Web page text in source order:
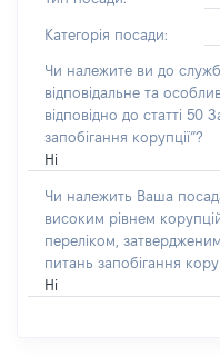
Категорія посади:
Чи належите ви до
відповідальне та
відповідно до статті 50
запобігання корупції”?
Ні
Чи належить Ваша
високим рівнем
переліком,
питань запобігання
Ні